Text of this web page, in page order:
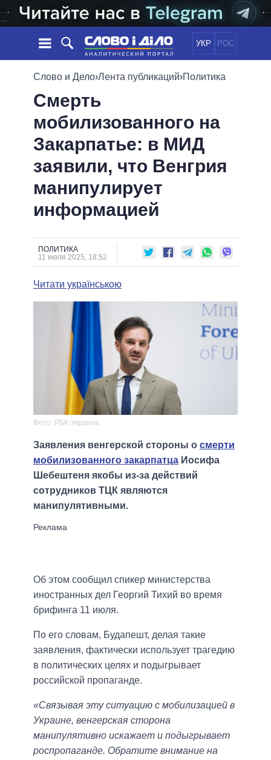
УКР РОС
НОВОСТИ
ЛЕНТА
СОБЫТИЯ
СТАТЬИ
МНЕНИЯ
ОБЗОРЫ
ДАЙДЖЕСТЫ
ЭКОНОМИКА
ОБЩЕСТВО
ПОЛИТИКИ
ВСЕ ПОЛИТИКИ
ПРЕЗИДЕНТ И ОФИС
ВЕРХОВНАЯ РАДА
КАБИНЕТ МИНИСТРОВ
МЭРЫ
ВСЕ ПЕРСОНЫ
ВИДЕО
ПОДДЕРЖАТЬ
СРАВНЕНИЕ ПОЛИТИКОВ
Слово и Дело›Лента публикаций›Политика
Смерть
мобилизованного на
Закарпатье: в МИД
заявили, что Венгрия
манипулирует
информацией
ПОЛИТИКА
11 июля 2025, 18:52
Читати українською
Фото: РБК-Украина
Заявления венгерской стороны о смерти
мобилизованного закарпатца Иосифа
Шебештеня якобы из-за действий
сотрудников ТЦК являются
манипулятивными.
Об этом сообщил спикер министерства
иностранных дел Георгий Тихий во время
брифинга 11 июля.
По его словам, Будапешт, делая такие
заявления, фактически использует трагедию
в политических целях и подыгрывает
российской пропаганде.
«Связывая эту ситуацию с мобилизацией в
Украине, венгерская сторона
манипулятивно искажает и подыгрывает
роспропаганде. Обратите внимание на